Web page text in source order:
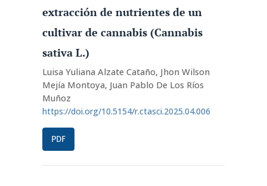
extracción de nutrientes de un
cultivar de cannabis (Cannabis
sativa L.)
Luisa Yuliana Alzate Cataño, Jhon Wilson
Mejía Montoya, Juan Pablo De Los Ríos
Muñoz
https://doi.org/10.5154/r.ctasci.2025.04.006
PDF